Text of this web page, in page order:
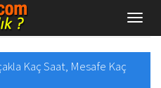
Kaç Saat, Mesafe Kaç